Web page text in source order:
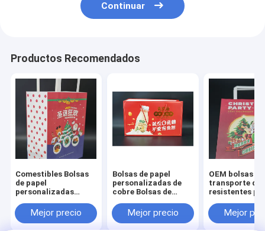
Continuar
Productos Recomendados
Comestibles Bolsas
de papel
personalizadas
Bolsas de papel de
ropa personalizadas
Mejor precio
Bolsas de papel
personalizadas de
cobre Bolsas de
grande y ancho
Mejor precio
OEM bolsas de
transporte de
resistentes
ropa
Mejor